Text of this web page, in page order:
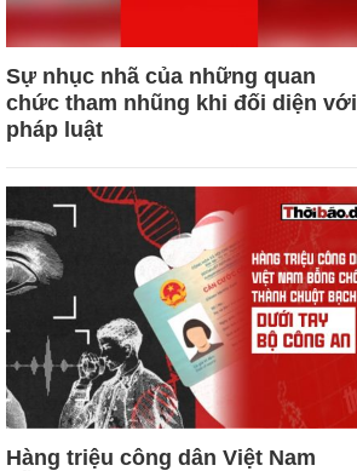
Sự nhục nhã của những quan
chức tham nhũng khi đối diện với
pháp luật
Hàng triệu công dân Việt Nam